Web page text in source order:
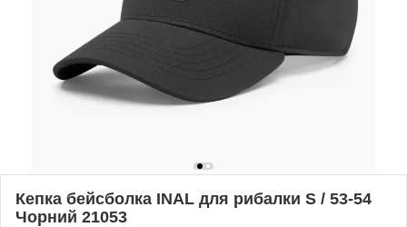
Кепка бейсболка INAL для рибалки S / 53-54
Чорний 21053